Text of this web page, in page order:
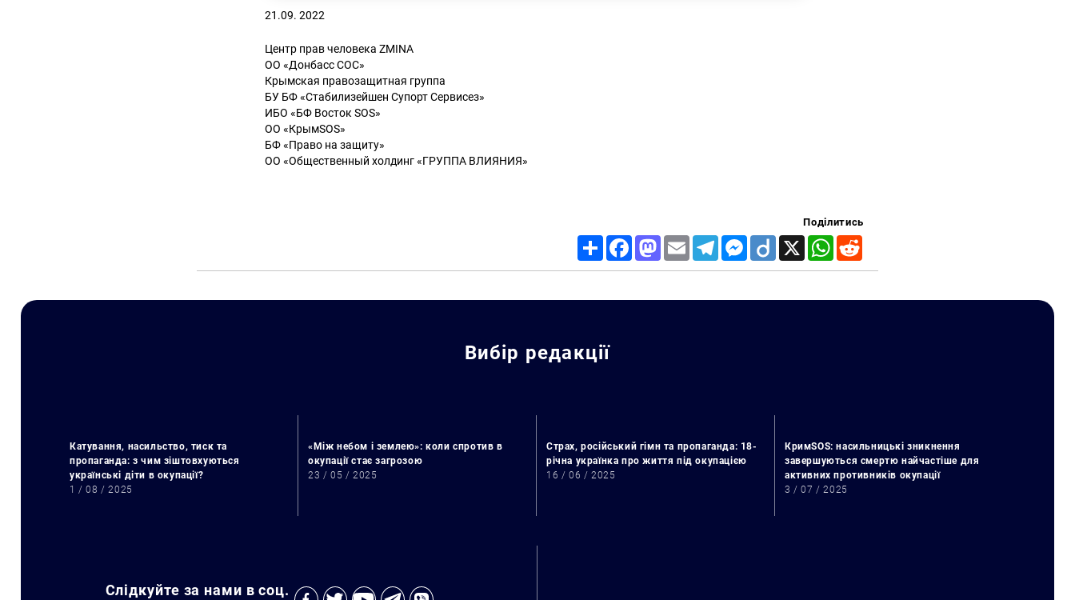
21.09. 2022
Центр прав человека ZMINA
ОО «Донбасс СОС»
Крымская правозащитная группа
БУ БФ «Стабилизейшен Супорт Сервисез»
ИБО «БФ Восток SOS»
ОО «КрымSOS»
БФ «Право на защиту»
ОО «Общественный холдинг «ГРУППА ВЛИЯНИЯ»
Поділитись
Share FacebookMastodon
Email TelegramMessenger
Diigo X WhatsApp
Вибір редакції
Катування, насильство, тиск та
пропаганда: з чим зіштовхуються
українські діти в окупації?
1 / 08 / 2025
«Між небом і землею»: коли спротив в
окупації стає загрозою
23 / 05 / 2025
Страх, російський гімн та пропаганда: 18-
річна українка про життя під окупацією
16 / 06 / 2025
КримSOS: насильницькі зникнення
завершуються смертю найчастіше для
активних противників окупації
3 / 07 / 2025
Слідкуйте за нами в соц.